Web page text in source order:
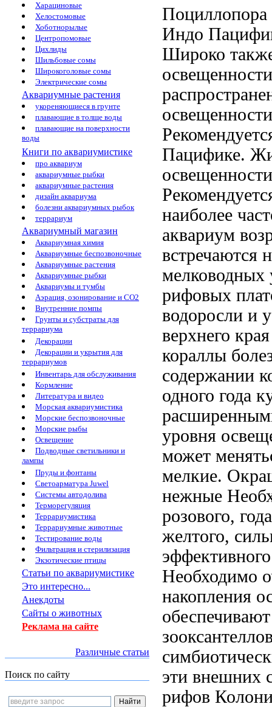
Харациновые
Хелостомовые
Хоботнорылые
Центропомовые
Цихлиды
Шильбовые сомы
Широкоголовые сомы
Электрические сомы
Аквариумные растения
укореняющиеся в грунте
плавающие в толще воды
плавающие на поверхности
воды
Книги по аквариумистике
про аквариум
аквариумные рыбки
аквариумные растения
дизайн аквариума
болезни аквариумных рыбок
террариум
Аквариумный магазин
Аквариумная химия
Аквариумные беспозвоночные
Аквариумные растения
Аквариумные рыбки
Аквариумы и тумбы
Аэрация, озонирование и CO2
Внутренние помпы
Грунты и субстраты для
террариума
Декорации
Декорации и укрытия для
террариумов
Инвентарь для обслуживания
Кормление
Литература и видео
Морская аквариумистика
Морские беспозвоночные
Морские рыбы
Освещение
Подводные светильники и
лампы
Пруды и фонтаны
Светоарматура Juwel
Системы автодолива
Терморегуляция
Террариумистика
Террариумные животные
Тестирование воды
Фильтрация и стерилизация
Экзотические птицы
Статьи по аквариумистике
Это интересно...
Анекдоты
Сайты о животных
Реклама на сайте
Различные статьи
Поиск по сайту
Индо
Широко
освещенности
освещенности
Пацифике.
освещенности
наиболее
аквариум
встречаются
мелководных
рифовых
водоросли и
верхнего
кораллы
содержании
одного года
уровня
может
мелкие.
нежные
розового,
желтого,
Необходимо
накопления
эти внешних
рифов